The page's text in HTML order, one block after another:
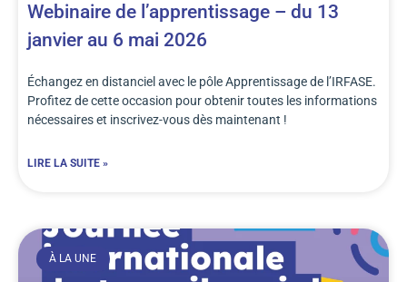
Webinaire de l’apprentissage – du 13
janvier au 6 mai 2026
Échangez en distanciel avec le pôle Apprentissage de l’IRFASE.
Profitez de cette occasion pour obtenir toutes les informations
nécessaires et inscrivez-vous dès maintenant !
LIRE LA SUITE »
À LA UNE